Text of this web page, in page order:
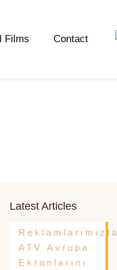
Films Contact
Latest Articles
Reklamlarımızla
ATV Avrupa
Ekranlarını